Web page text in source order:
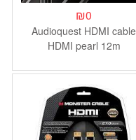
₪0
Audioquest HDMI cable
HDMI pearl 12m